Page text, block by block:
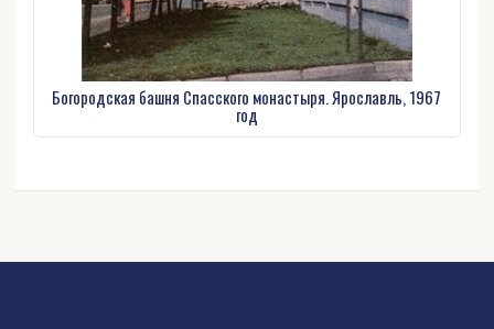
Богородская башня Спасского монастыря. Ярославль, 1967
год